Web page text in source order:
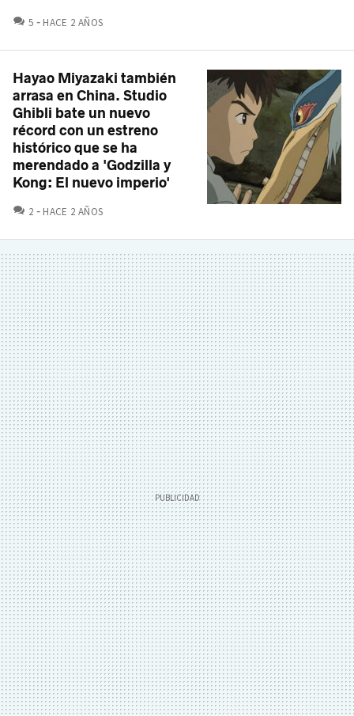
5 COMENTARIOS
HACE 2 AÑOS
Hayao Miyazaki también
arrasa en China. Studio
Ghibli bate un nuevo
récord con un estreno
histórico que se ha
merendado a 'Godzilla y
Kong: El nuevo imperio'
2 COMENTARIOS
HACE 2 AÑOS